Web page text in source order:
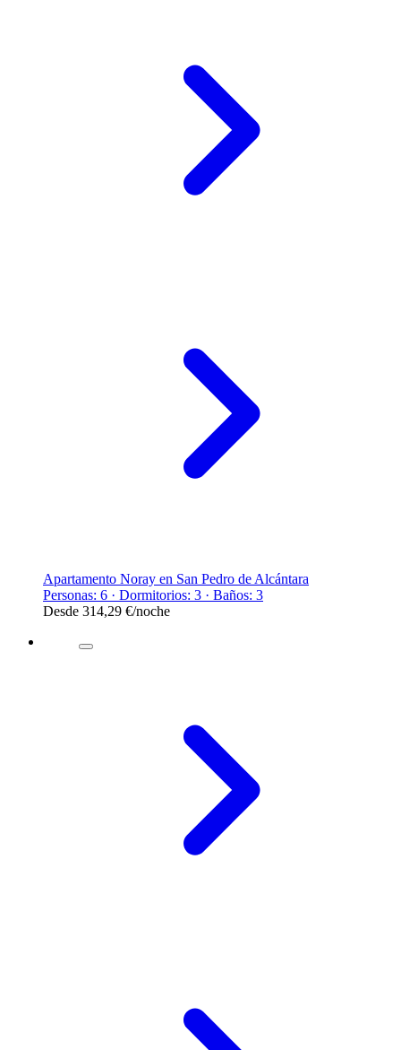
Apartamento Noray en San Pedro de Alcántara
Personas: 6 · Dormitorios: 3 · Baños: 3
Desde 314,29 €/noche